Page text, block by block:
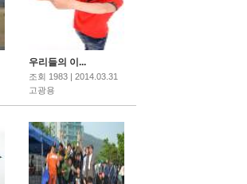
우리들의 이...
조회 1983 | 2014.03.31
고광용